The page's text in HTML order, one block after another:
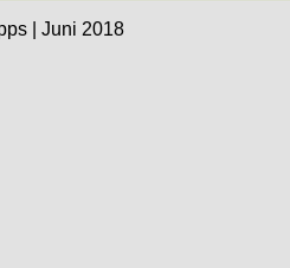
| Juni 2018